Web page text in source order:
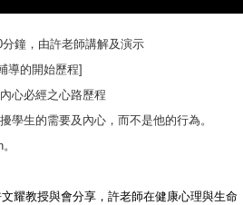
鐘，由許老師講解及演示
導的開始歷程]
心必經之心路歷程
學生的需要及內心，而不是他的行為。
耀教授與會分享，許老師在健康心理與生命